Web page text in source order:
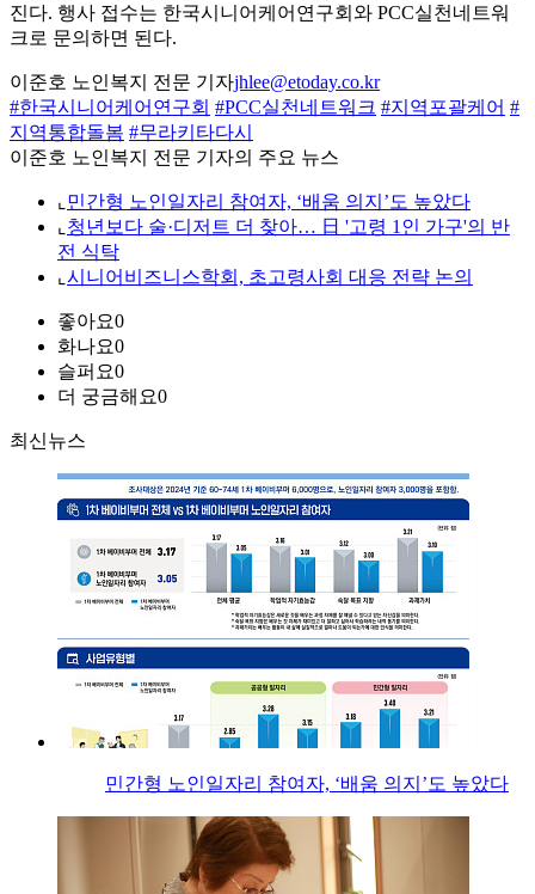
진다. 행사 접수는 한국시니어케어연구회와 PCC실천네트워
크로 문의하면 된다.
이준호 노인복지 전문 기자jhlee@etoday.co.kr
#한국시니어케어연구회 #PCC실천네트워크 #지역포괄케어 #
지역통합돌봄 #무라키타다시
이준호 노인복지 전문 기자의 주요 뉴스
⌞ 민간형 노인일자리 참여자, ‘배움 의지’도 높았다
⌞ 청년보다 술·디저트 더 찾아… 日 '고령 1인 가구'의 반
전 식탁
⌞ 시니어비즈니스학회, 초고령사회 대응 전략 논의
좋아요0
화나요0
슬퍼요0
더 궁금해요0
최신뉴스
민간형 노인일자리 참여자, ‘배움 의지’도 높았다